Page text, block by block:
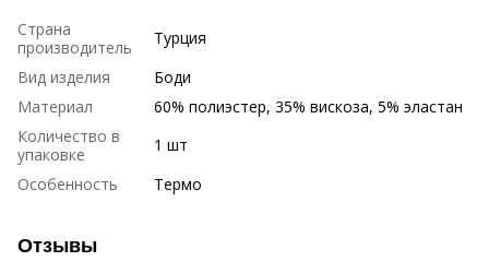
Страна
производитель
Турция
Вид изделия
Боди
Материал
60% полиэстер, 35% вискоза, 5% эластан
Количество в
упаковке
1 шт
Особенность
Термо
Отзывы